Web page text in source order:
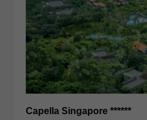
Capella Singapore ******